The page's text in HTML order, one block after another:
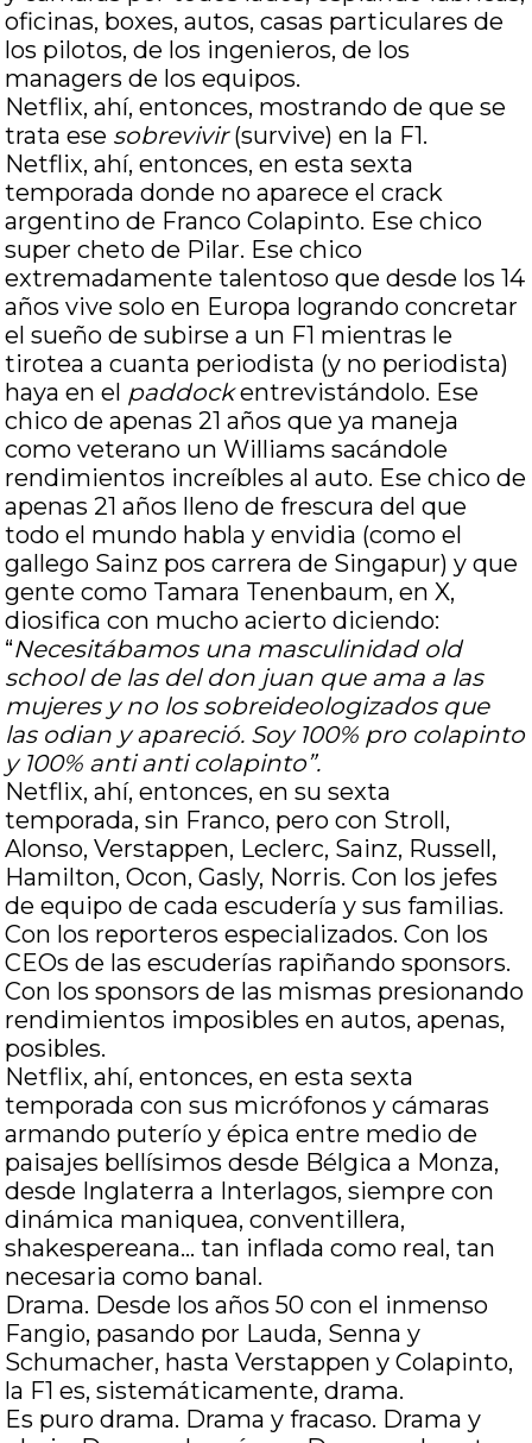
oficinas, boxes, autos, casas particulares de
los pilotos, de los ingenieros, de los
managers de los equipos.
Netflix, ahí, entonces, mostrando de que se
trata ese sobrevivir(survive) en la F1.
Netflix, ahí, entonces, en esta sexta
temporada donde no aparece el crack
argentino de Franco Colapinto. Ese chico
super cheto de Pilar. Ese chico
extremadamente talentoso que desde los 14
años vive solo en Europa logrando concretar
el sueño de subirse a un F1 mientras le
tirotea a cuanta periodista (y no periodista)
haya en el paddockentrevistándolo. Ese
chico de apenas 21 años que ya maneja
como veterano un Williams sacándole
rendimientos increíbles al auto. Ese chico de
apenas 21 años lleno de frescura del que
todo el mundo habla y envidia (como el
gallego Sainz pos carrera de Singapur) y que
gente como Tamara Tenenbaum, en X,
diosifica con mucho acierto diciendo:
“Necesitábamos una masculinidad old
school de las del don juan que ama a las
mujeres y no los sobreideologizados que
las odian y apareció. Soy 100% pro colapinto
y 100% anti anti colapinto”.
Netflix, ahí, entonces, en su sexta
temporada, sin Franco, pero con Stroll,
Alonso, Verstappen, Leclerc, Sainz, Russell,
Hamilton, Ocon, Gasly, Norris. Con los jefes
de equipo de cada escudería y sus familias.
Con los reporteros especializados. Con los
CEOs de las escuderías rapiñando sponsors.
Con los sponsors de las mismas presionando
rendimientos imposibles en autos, apenas,
posibles.
Netflix, ahí, entonces, en esta sexta
temporada con sus micrófonos y cámaras
armando puterío y épica entre medio de
paisajes bellísimos desde Bélgica a Monza,
desde Inglaterra a Interlagos, siempre con
dinámica maniquea, conventillera,
shakespereana… tan inflada como real, tan
necesaria como banal.
Drama. Desde los años 50 con el inmenso
Fangio, pasando por Lauda, Senna y
Schumacher, hasta Verstappen y Colapinto,
la F1 es, sistemáticamente, drama.
Es puro drama. Drama y fracaso. Drama y